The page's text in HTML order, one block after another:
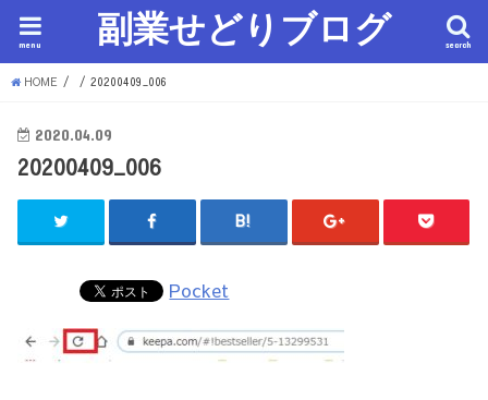
副業せどりブログ search
menu
HOME 20200409_006
2020.04.09
20200409_006
Pocket